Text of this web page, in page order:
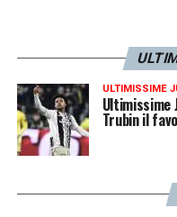
tifoso ha un suo
Tifiamo per una
chi la indossa e la
Hall of fame
Ferrero
ULTIMISSIME
Ultimissime
Trubin il